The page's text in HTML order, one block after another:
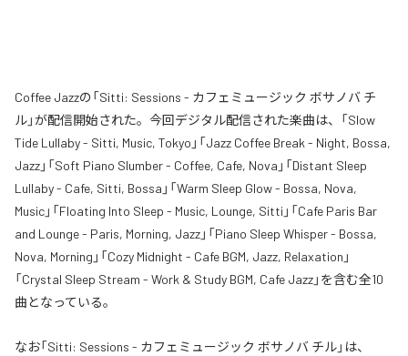
Coffee Jazzの「Sitti: Sessions - カフェミュージック ボサノバ チ
ル」が配信開始された。今回デジタル配信された楽曲は、「Slow
Tide Lullaby - Sitti, Music, Tokyo」「Jazz Coffee Break - Night, Bossa,
Jazz」「Soft Piano Slumber - Coffee, Cafe, Nova」「Distant Sleep
Lullaby - Cafe, Sitti, Bossa」「Warm Sleep Glow - Bossa, Nova,
Music」「Floating Into Sleep - Music, Lounge, Sitti」「Cafe Paris Bar
and Lounge - Paris, Morning, Jazz」「Piano Sleep Whisper - Bossa,
Nova, Morning」「Cozy Midnight - Cafe BGM, Jazz, Relaxation」
「Crystal Sleep Stream - Work & Study BGM, Cafe Jazz」を含む全10
曲となっている。
なお「Sitti: Sessions - カフェミュージック ボサノバ チル」は、